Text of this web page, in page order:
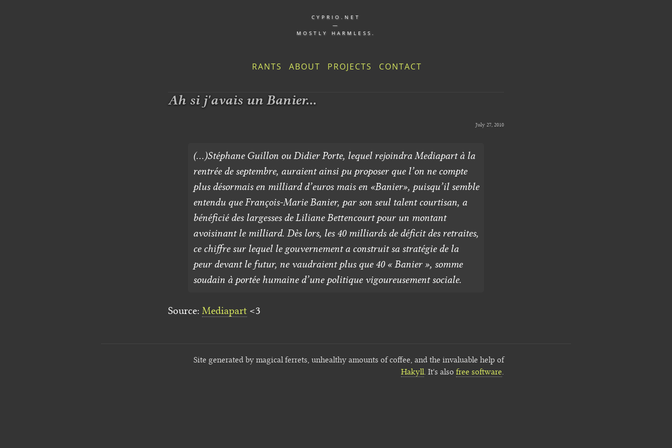
CYPRIO.NET
—
MOSTLY HARMLESS.
RANTS ABOUT PROJECTS CONTACT
Ah si j'avais un Banier...
July 27, 2010
(…)Stéphane Guillon ou Didier Porte, lequel rejoindra Mediapart à la
rentrée de septembre, auraient ainsi pu proposer que l’on ne compte
plus désormais en milliard d’euros mais en «Banier», puisqu’il semble
entendu que François-Marie Banier, par son seul talent courtisan, a
bénéficié des largesses de Liliane Bettencourt pour un montant
avoisinant le milliard. Dès lors, les 40 milliards de déficit des retraites,
ce chiffre sur lequel le gouvernement a construit sa stratégie de la
peur devant le futur, ne vaudraient plus que 40 « Banier », somme
soudain à portée humaine d’une politique vigoureusement sociale.
Source: Mediapart <3
Site generated by magical ferrets, unhealthy amounts of coffee, and the invaluable help of
Hakyll . It's also free software